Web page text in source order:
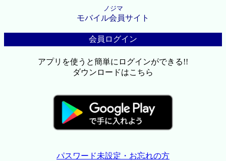
ノジマ
モバイル会員サイト
会員ログイン
アプリを使うと簡単にログインができる!!
ダウンロードはこちら
パスワード未設定・お忘れの方